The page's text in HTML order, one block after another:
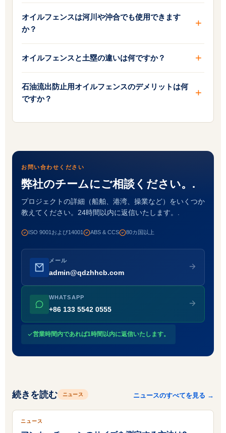
オイルフェンスは河川や沖合でも使用できます
か？
オイルフェンスと土塁の違いは何ですか？
石油流出防止用オイルフェンスのデメリットは何
ですか？
お問い合わせください
弊社のチームにご相談ください。.
プロジェクトの詳細（船舶、港湾、操業など）をいくつか
教えてください。24時間以内に返信いたします。.
ISO 9001および14001 ABS & CCS 80カ国以上
メール
admin@qdzhhcb.com
WHATSAPP
+86 133 5542 0555
営業時間内であれば1時間以内に返信いたします。
続きを読む ニュース ニュースのすべてを見る →
ニュース